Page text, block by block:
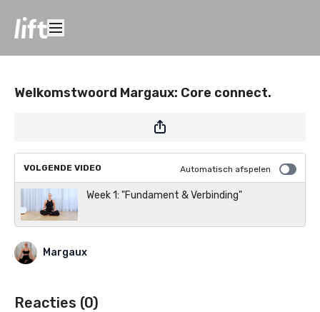
Welkomstwoord Margaux: Core connect.
VOLGENDE VIDEO Automatisch afspelen
Week 1: "Fundament & Verbinding"
Margaux
Reacties (0)